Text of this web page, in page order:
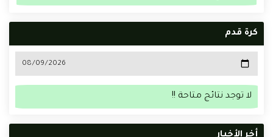
كرة قدم
لا توجد نتائج متاحة !!